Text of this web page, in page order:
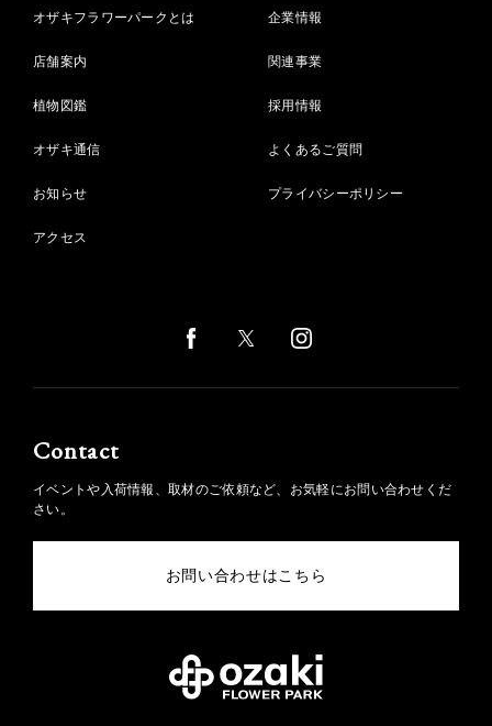
オザキフラワーパークとは
店舗案内
植物図鑑
オザキ通信
お知らせ
アクセス
企業情報
関連事業
採用情報
よくあるご質問
プライバシーポリシー
Contact
イベントや入荷情報、取材のご依頼など、お気軽にお問い合わせくだ
さい。
お問い合わせはこちら